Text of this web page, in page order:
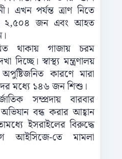
এখন পর্যন্ত ত্রাণ নিতে
২,৫০৪ জন এবং আহত
থাকায় গাজায় চরম
দিচ্ছে। স্বাস্থ্য মন্ত্রণালয়
কারণে মারা
মধ্যে ১৪৬ জন শিশু।
সম্প্রদায় বারবার
বন্ধ করার আহ্বান
ইসরাইলের বিরুদ্ধে
আইসিজে-তে মামলা